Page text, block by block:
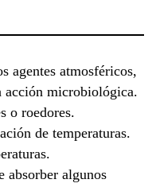
agentes atmosféricos,
microbiológica.
o roedores.
de temperaturas.
algunos